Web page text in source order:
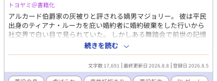
トヨヤミ＠書籍化
アルカード伯爵家の灰被りと評される嫡男マジョリー。 彼は平民
出身のティアナ・ルーカを庇い婚約者に婚約破棄をした行いから
社交界で白い目で見られていた。 しかしある舞踏会で前世の記憶
を思い出す。 そのストーリー、前世で読んだ悪役令嬢もののスト
ーリーだ！ だがなぜかそのあと、青髯公爵と呼ばれる美貌の公爵
に嫁がされることに。 あれ？悪役令嬢ものの漫画の世界のはず
が、BLゲームの世界になってる？ 十人の妻を殺して来た青髯公爵
続きを読む
文字数 17,691 最終更新日 2026.8.8 登録日 2026.8.5